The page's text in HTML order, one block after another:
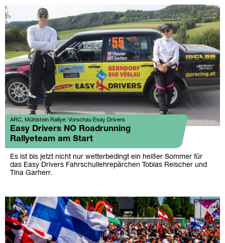
ARC, Mühlstein Rallye: Vorschau Esay Drivers
Easy Drivers NO Roadrunning
Rallyeteam am Start
Es ist bis jetzt nicht nur wetterbedingt ein heißer Sommer für
das Easy Drivers Fahrschullehrepärchen Tobias Reischer und
Tina Garherr.